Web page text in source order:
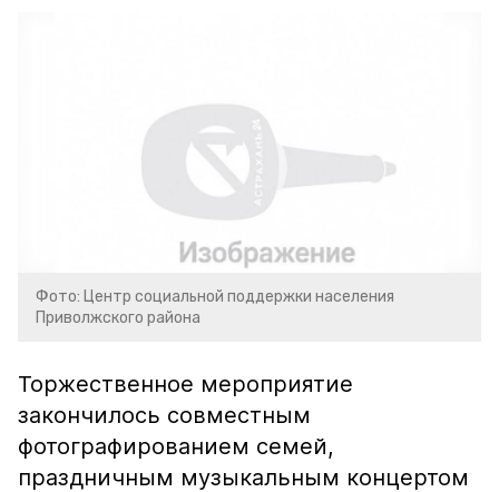
Фото: Центр социальной поддержки населения
Приволжского района
Торжественное мероприятие
закончилось совместным
фотографированием семей,
праздничным музыкальным концертом